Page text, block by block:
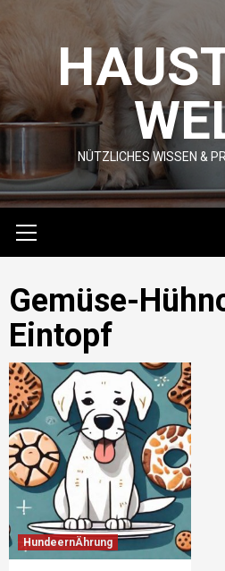
content
NÜTZLICHES WISSEN &
Menu
Gemüse-
Eintopf
HundeernÄhrung